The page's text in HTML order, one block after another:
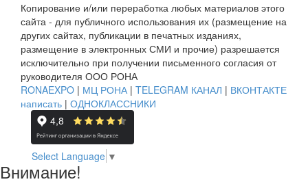
Копирование и/или переработка любых материалов этого
сайта - для публичного использования их (размещение на
других сайтах, публикации в печатных изданиях,
размещение в электронных СМИ и прочие) разрешается
исключительно при получении письменного согласия от
руководителя ООО РОНА
RONAEXPO | МЦ РОНА| TELEGRAM КАНАЛ | ВКОНТАКТЕ
написать | ОДНОКЛАССНИКИ
Select Language ▼
Внимание!